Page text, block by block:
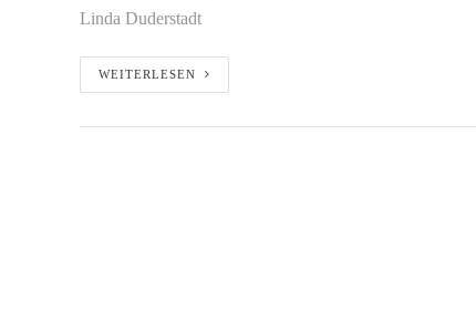
Linda Duderstadt
WEITERLESEN